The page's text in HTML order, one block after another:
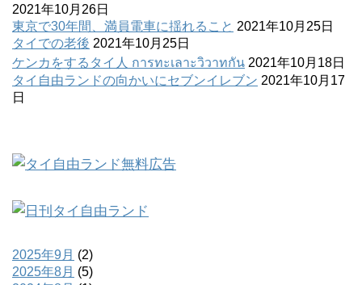
2021年10月26日
東京で30年間、満員電車に揺れること 2021年10月25日
タイでの老後 2021年10月25日
ケンカをするタイ人 การทะเลาะวิวาทกัน 2021年10月18日
タイ自由ランドの向かいにセブンイレブン 2021年10月17
日
2025年9月 (2)
2025年8月 (5)